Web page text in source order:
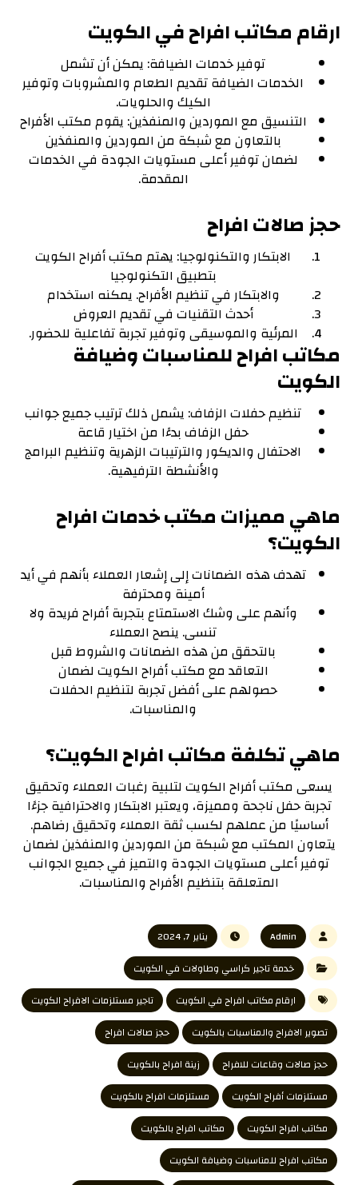
ارقام مكاتب افراح في الكويت
توفير خدمات الضيافة: يمكن أن تشمل
الخدمات الضيافة تقديم الطعام والمشروبات وتوفير
الكيك والحلويات.
التنسيق مع الموردين والمنفذين: يقوم مكتب الأفراح
بالتعاون مع شبكة من الموردين والمنفذين
لضمان توفير أعلى مستويات الجودة في الخدمات
المقدمة.
حجز صالات افراح
الابتكار والتكنولوجيا: يهتم مكتب أفراح الكويت
بتطبيق التكنولوجيا
والابتكار في تنظيم الأفراح. يمكنه استخدام
أحدث التقنيات في تقديم العروض
المرئية والموسيقى وتوفير تجربة تفاعلية للحضور.
مكاتب افراح للمناسبات وضيافة
الكويت
تنظيم حفلات الزفاف: يشمل ذلك ترتيب جميع جوانب
حفل الزفاف بدءًا من اختيار قاعة
الاحتفال والديكور والترتيبات الزهرية وتنظيم البرامج
والأنشطة الترفيهية.
ماهي مميزات مكتب خدمات افراح
الكويت؟
تهدف هذه الضمانات إلى إشعار العملاء بأنهم في أيد
أمينة ومحترفة
وأنهم على وشك الاستمتاع بتجربة أفراح فريدة ولا
تنسى. ينصح العملاء
بالتحقق من هذه الضمانات والشروط قبل
التعاقد مع مكتب أفراح الكويت لضمان
حصولهم على أفضل تجربة لتنظيم الحفلات
والمناسبات.
ماهي تكلفة مكاتب افراح الكويت؟
يسعى مكتب أفراح الكويت لتلبية رغبات العملاء وتحقيق
تجربة حفل ناجحة ومميزة، ويعتبر الابتكار والاحترافية جزءًا
أساسيًا من عملهم لكسب ثقة العملاء وتحقيق رضاهم.
يتعاون المكتب مع شبكة من الموردين والمنفذين لضمان
توفير أعلى مستويات الجودة والتميز في جميع الجوانب
المتعلقة بتنظيم الأفراح والمناسبات.
Admin
يناير 7, 2024
خدمة تاجير كراسي وطاولات في الكويت
ارقام مكاتب افراح في الكويت
تاجير مستلزمات الافراح الكويت
تصوير الافراح والمناسبات بالكويت
حجز صالات افراح
حجز صالات وقاعات للافراح
زينة افراح بالكويت
مستلزمات أفراح الكويت
مستلزمات افراح بالكويت
مكاتب افراح الكويت
مكاتب افراح بالكويت
مكاتب افراح للمناسبات وضيافة الكويت